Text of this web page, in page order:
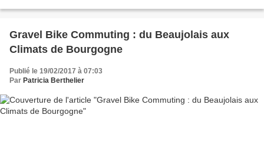
Gravel Bike Commuting : du Beaujolais aux
Climats de Bourgogne
Publié le 19/02/2017 à 07:03
Par Patricia Berthelier